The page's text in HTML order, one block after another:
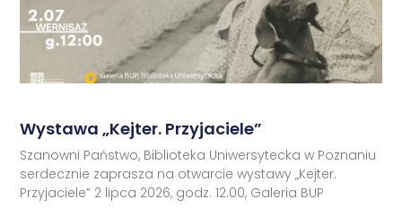
Wystawa „Kejter. Przyjaciele”
Szanowni Państwo, Biblioteka Uniwersytecka w Poznaniu
serdecznie zaprasza na otwarcie wystawy „Kejter.
Przyjaciele” 2 lipca 2026, godz. 12.00, Galeria BUP